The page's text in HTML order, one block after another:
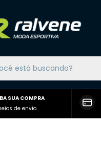
SUA COMPRA
de envio